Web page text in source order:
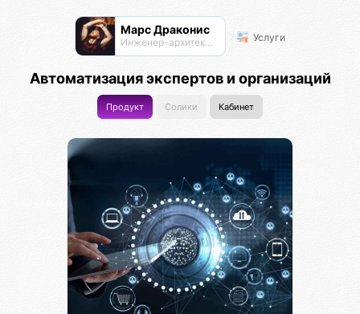
Марс Драконис
Инженер-архитектор Услуги
Автоматизация экспертов и организаций
Продукт Солики Кабинет